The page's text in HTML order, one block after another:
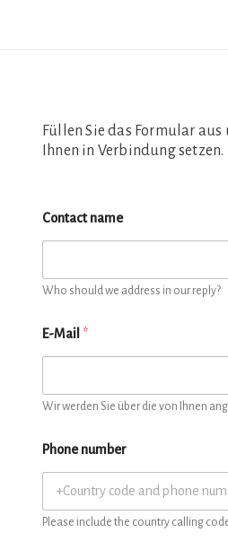
Füllen Sie das Formular
Ihnen in Verbindung setzen.
Contact name
Who should we address in our reply?
E-Mail *
Wir werden Sie über die von Ihnen
Phone number
Please include the country calling